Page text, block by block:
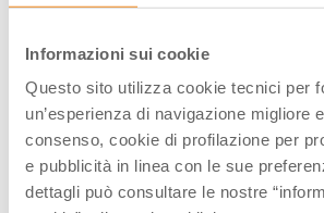
Informazioni sui cookie
Questo sito utilizza cookie tecnici per
un’esperienza di navigazione migliore
consenso, cookie di profilazione per
e pubblicità in linea con le sue
dettagli può consultare le nostre
MUSEO DEL VINO